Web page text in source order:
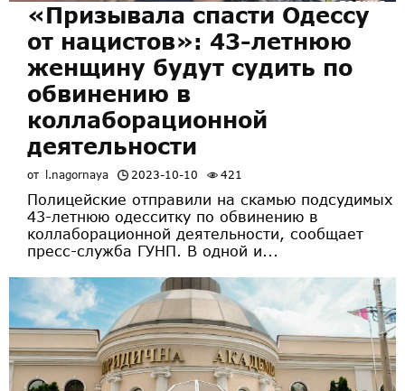
«Призывала спасти Одессу
от нацистов»: 43-летнюю
женщину будут судить по
обвинению в
коллаборационной
деятельности
от l.nagornaya 2023-10-10 421
Полицейские отправили на скамью подсудимых
43-летнюю одесситку по обвинению в
коллаборационной деятельности, сообщает
пресс-служба ГУНП. В одной и...